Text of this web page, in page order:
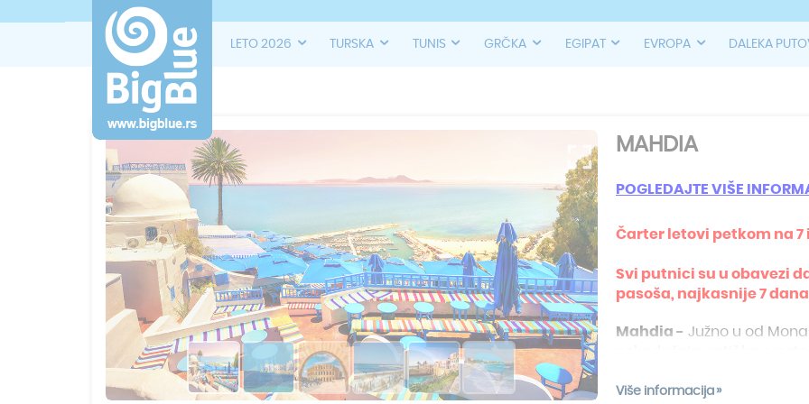
LETO 2026 TURSKA TUNIS GRČKA EGIPAT EVROPA DALEKA
MAHDIA
POGLEDAJTE VI ŠE
Čarter letovi petkom na 7
Svi putnici su u obavezi
pasoša, najkasnije 7
Mahdia - Južno u od
očekuju i prozapadni
Više informacija